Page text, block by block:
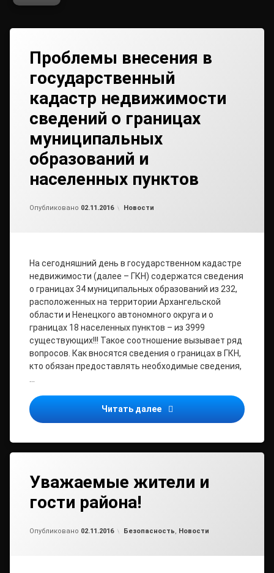
Проблемы внесения в
государственный
кадастр недвижимости
сведений о границах
муниципальных
образований и
населенных пунктов
Опубликовано 02.11.2016 Рубрики:
Новости
На сегодняшний день в государственном кадастре
недвижимости (далее – ГКН) содержатся сведения
о границах 34 муниципальных образований из 232,
расположенных на территории Архангельской
области и Ненецкого автономного округа и о
границах 18 населенных пунктов – из 3999
существующих!!! Такое соотношение вызывает ряд
вопросов. Как вносятся сведения о границах в ГКН,
кто обязан предоставлять необходимые сведения,
Читать далее Проблемы внесения в
Уважаемые жители и
гости района!
Опубликовано 02.11.2016 Рубрики:
Безопасность, Новости